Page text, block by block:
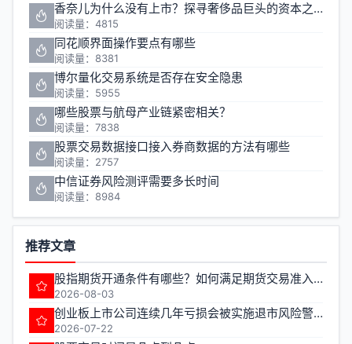
香奈儿为什么没有上市？探寻奢侈品巨头的资本之路
阅读量：4815
同花顺界面操作要点有哪些
阅读量：8381
博尔量化交易系统是否存在安全隐患
阅读量：5955
哪些股票与航母产业链紧密相关？
阅读量：7838
股票交易数据接口接入券商数据的方法有哪些
阅读量：2757
中信证券风险测评需要多长时间
阅读量：8984
推荐文章
股指期货开通条件有哪些？如何满足期货交易准入要求？
2026-08-03
创业板上市公司连续几年亏损会被实施退市风险警示
2026-07-22